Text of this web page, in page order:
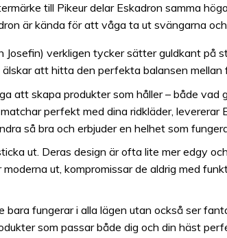
till Pikeur delar Eskadron samma
är kända för att våga ta ut svängarna
Josefin) verkligen tycker sätter guldkant
att hitta den perfekta balansen
att skapa produkter som håller – både
perfekt med dina ridkläder,
så bra och erbjuder en helhet som
ut. Deras design är ofta lite mer edgy
ut, kompromissar de aldrig med
fungerar i alla lägen utan också ser
som passar både dig och din häst